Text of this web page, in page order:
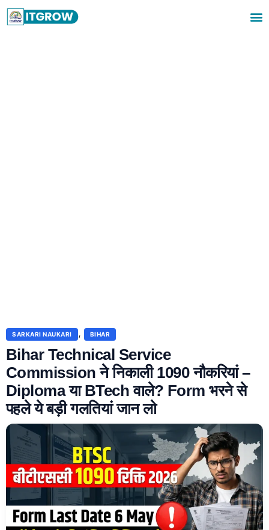
SARKARI NAUKARI , BIHAR
Bihar Technical Service
Commission ने निकाली 1090 नौकरियां –
Diploma या BTech वाले? Form भरने से
पहले ये बड़ी गलतियां जान लो